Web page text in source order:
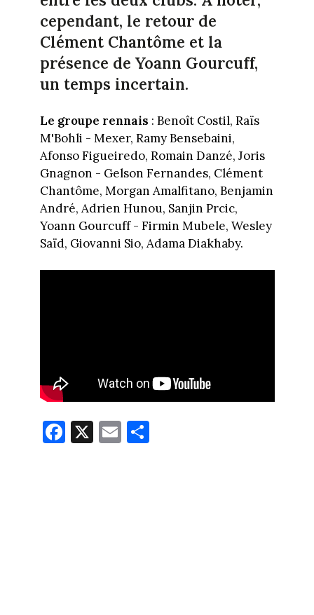
cependant, le retour de
Clément Chantôme et la
présence de Yoann Gourcuff,
un temps incertain.
Le groupe rennais : Benoît Costil, Raïs
M'Bohli - Mexer, Ramy Bensebaini,
Afonso Figueiredo, Romain Danzé, Joris
Gnagnon - Gelson Fernandes, Clément
Chantôme, Morgan Amalfitano, Benjamin
André, Adrien Hunou, Sanjin Prcic,
Yoann Gourcuff - Firmin Mubele, Wesley
Saïd, Giovanni Sio, Adama Diakhaby.
Fa
ce
X E
m
Pa